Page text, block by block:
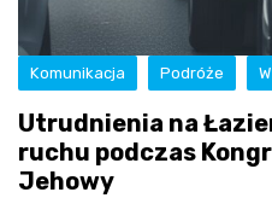
Komunikacja Podróże
Utrudnienia na
ruchu podczas
Jehowy